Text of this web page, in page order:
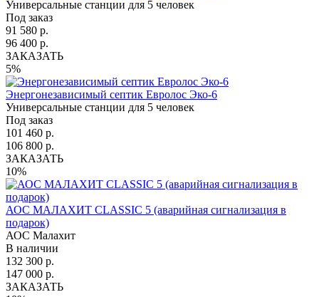
Универсальные станции для 5 человек
Под заказ
91 580 р.
96 400 р.
ЗАКАЗАТЬ
5%
Энергонезависимый септик Евролос Эко-6
Универсальные станции для 5 человек
Под заказ
101 460 р.
106 800 р.
ЗАКАЗАТЬ
10%
АОС МАЛАХИТ CLASSIC 5 (аварийная сигнализация в
подарок)
АОС Малахит
В наличии
132 300 р.
147 000 р.
ЗАКАЗАТЬ